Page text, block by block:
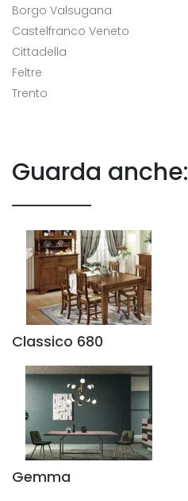
Borgo Valsugana
Castelfranco Veneto
Cittadella
Feltre
Trento
Guarda anche:
Classico 680
Gemma